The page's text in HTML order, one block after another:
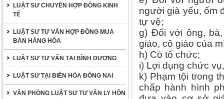
LUẬT SƯ CHUYÊN HỢP ĐỒNG KINH
TẾ
LUẬT SƯ TƯ VẤN HỢP ĐỒNG MUA
BÁN HÀNG HÓA
LUẬT SƯ TƯ VẤN TẠI BÌNH DƯƠNG
LUẬT SƯ TẠI BIÊN HÒA ĐỒNG NAI
VĂN PHÒNG LUẬT SƯ TƯ VẤN LY HÔN
người già yếu, ốm
tự vệ;
g) Đối với ông,
giáo, cô giáo của
h) Có tổ chức;
i) Lợi dụng chức
k) Phạm tội trong
chấp hành hình